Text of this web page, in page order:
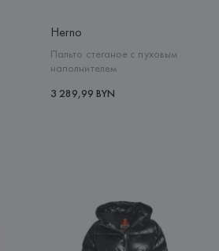
Herno
Пальто стеганое с пуховым
наполнителем
3 289,99 BYN